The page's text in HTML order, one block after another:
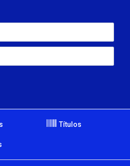
Títulos